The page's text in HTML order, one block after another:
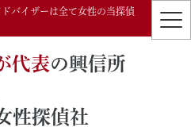
バイザーは全て女性の当探偵
代表の興信所
性探偵社